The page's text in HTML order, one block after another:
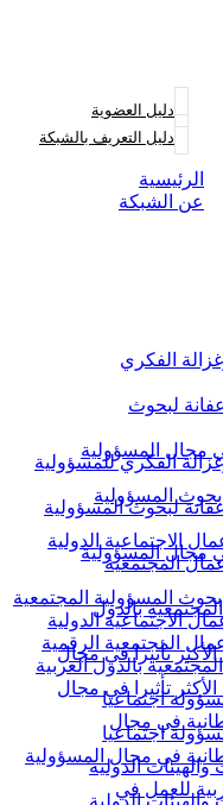
دليل العضوية
دليل التعريف بالشبكة
الرئيسية
عن الشبكة
الفكري
لبحوث
مجال المسؤولية
المسؤولية
الاجتماعية الدولية
المجتمعية
بالدول
تأثيرا في مجال
اجتماعيا
في مجال
الدولية
للعمل في
الفكري للمسؤولية
لبحوث المسؤولية
مجال المسؤولية
المسؤولية المجتمعية
الاجتماعية الدولية
المجتمعية الرقمية
بالدول العربية
تأثيرا في مجال
اجتماعيا
في مجال المسؤولية
الدولية